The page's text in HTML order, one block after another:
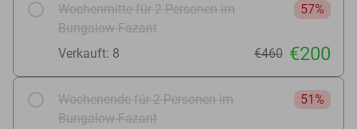
Wochenmitte für 2 Personen im
Bungalow Fazant
57%
Verkauft: 8 €460 €200
Wochenende für 2 Personen im
Bungalow Fazant
51%